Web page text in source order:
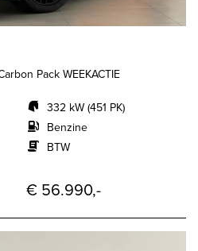
Pack WEEKACTIE
332 kW (451 PK)
Benzine
BTW
€ 56.990,-